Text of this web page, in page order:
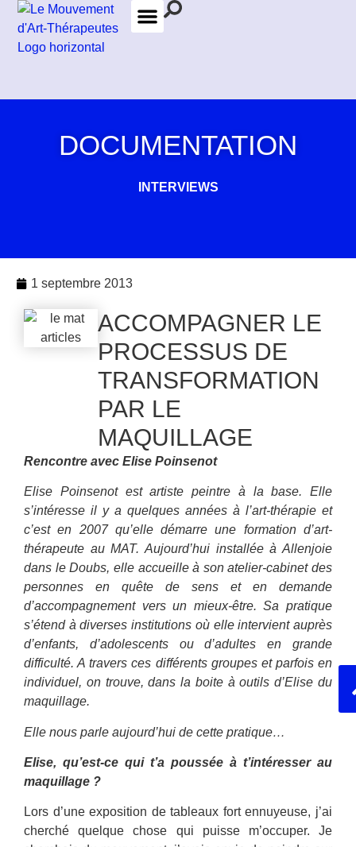
DOCUMENTATION
INTERVIEWS
1 septembre 2013
ACCOMPAGNER LE
PROCESSUS DE
TRANSFORMATION
PAR LE
MAQUILLAGE
Rencontre avec Elise Poinsenot
Elise Poinsenot est artiste peintre à la base. Elle
s’intéresse il y a quelques années à l’art-thérapie et
c’est en 2007 qu’elle démarre une formation d’art-
thérapeute au MAT. Aujourd’hui installée à Allenjoie
dans le Doubs, elle accueille à son atelier-cabinet des
personnes en quête de sens et en demande
d’accompagnement vers un mieux-être. Sa pratique
s’étend à diverses institutions où elle intervient auprès
d’enfants, d’adolescents ou d’adultes en grande
difficulté. A travers ces différents groupes et parfois en
individuel, on trouve, dans la boite à outils d’Elise du
maquillage.
Elle nous parle aujourd’hui de cette pratique…
Elise, qu’est-ce qui t’a poussée à t’intéresser au
maquillage ?
Lors d’une exposition de tableaux fort ennuyeuse, j’ai
cherché quelque chose qui puisse m’occuper. Je